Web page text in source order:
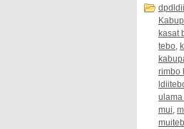
kasat
tebo
rimbo
mui